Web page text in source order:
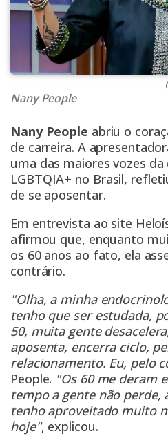
Nany People
Nany People abriu o
de carreira. A
uma das maiores vozes
LGBTQIA+ no Brasil,
de se aposentar.
Em entrevista ao site
afirmou que, enquanto
os 60 anos ao fato, ela
contrário.
"Olha, a minha
tenho que ser estudada,
50, muita gente
aposenta, encerra ciclo,
relacionamento. Eu, pelo
People. "Os 60 me deram
tempo a gente não perde,
tenho aproveitado muito
hoje", explicou.